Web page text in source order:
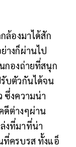
ล้องมาได้สัก
างก็ผ่านไป
กองถ่ายที่สนุก
บตัวกันได้จน
ซึ่งความน่า
ดีต่างๆผ่าน
งที่มาที่น่า
ที่ครบรส ทั้งแอ็